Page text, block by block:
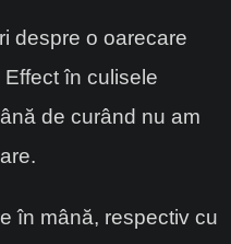
despre o oarecare
în culisele
de curând nu am
în mână, respectiv cu